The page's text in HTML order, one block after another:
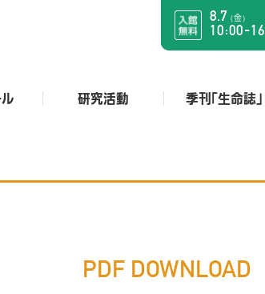
研究活動 季刊「生命誌」
8.7 （ 金）
10:00- 16
PDF DOWNLOAD